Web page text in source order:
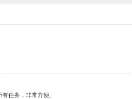
任务，非常方便。